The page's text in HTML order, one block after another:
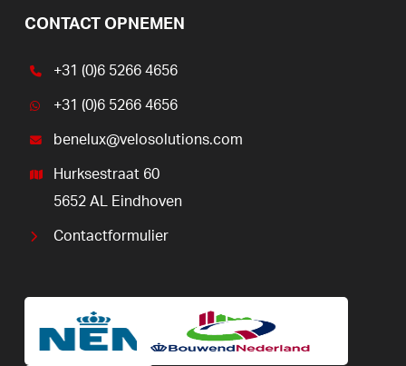
CONTACT OPNEMEN
+31 (0)6 5266 4656
+31 (0)6 5266 4656
benelux@velosolutions.com
Hurksestraat 60
5652 AL Eindhoven
Contactformulier